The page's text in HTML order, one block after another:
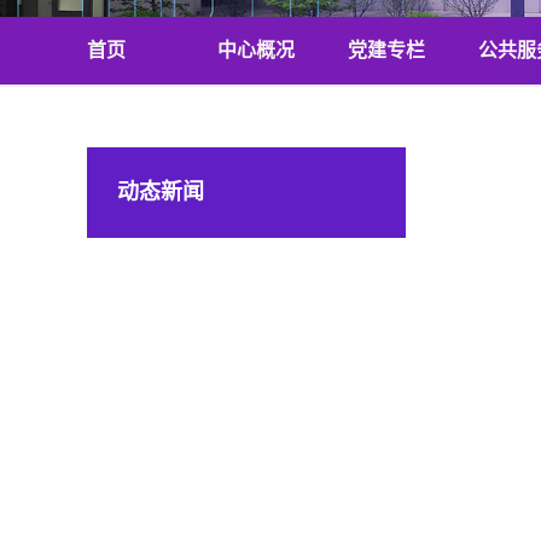
首页 中心概况 党建专栏 公共服
动态新闻